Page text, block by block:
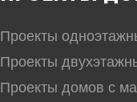
Проекты
Проекты
Проекты домов с